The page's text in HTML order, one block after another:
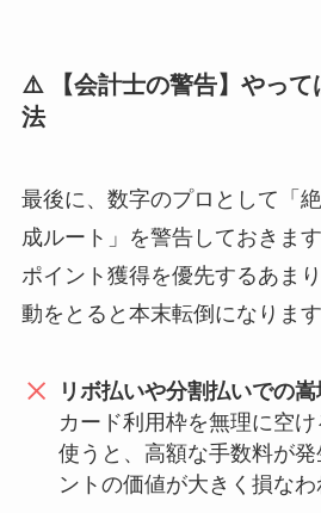
⚠️ 【会計士の警告】やって
法
最後に、数字のプロとして「
成ルート」を警告しておきま
ポイント獲得を優先するあま
動をとると本末転倒になります
リボ払いや分割払いでの嵩
カード利用枠を無理に空
使うと、高額な手数料が
ントの価値が大きく損なわ